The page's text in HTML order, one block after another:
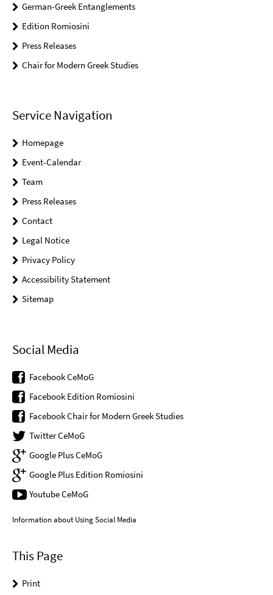
German-Greek Entanglements
Edition Romiosini
Press Releases
Chair for Modern Greek Studies
Service Navigation
Homepage
Event-Calendar
Team
Press Releases
Contact
Legal Notice
Privacy Policy
Accessibility Statement
Sitemap
Social Media
Facebook CeMoG
Facebook Edition Romiosini
Facebook Chair for Modern Greek Studies
Twitter CeMoG
Google Plus CeMoG
Google Plus Edition Romiosini
Youtube CeMoG
Information about Using Social Media
This Page
Print